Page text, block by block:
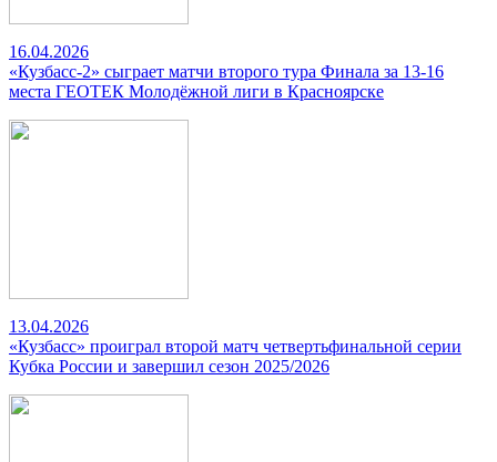
16.04.2026
«Кузбасс-2» сыграет матчи второго тура Финала за 13-16
места ГЕОТЕК Молодёжной лиги в Красноярске
13.04.2026
«Кузбасс» проиграл второй матч четвертьфинальной серии
Кубка России и завершил сезон 2025/2026